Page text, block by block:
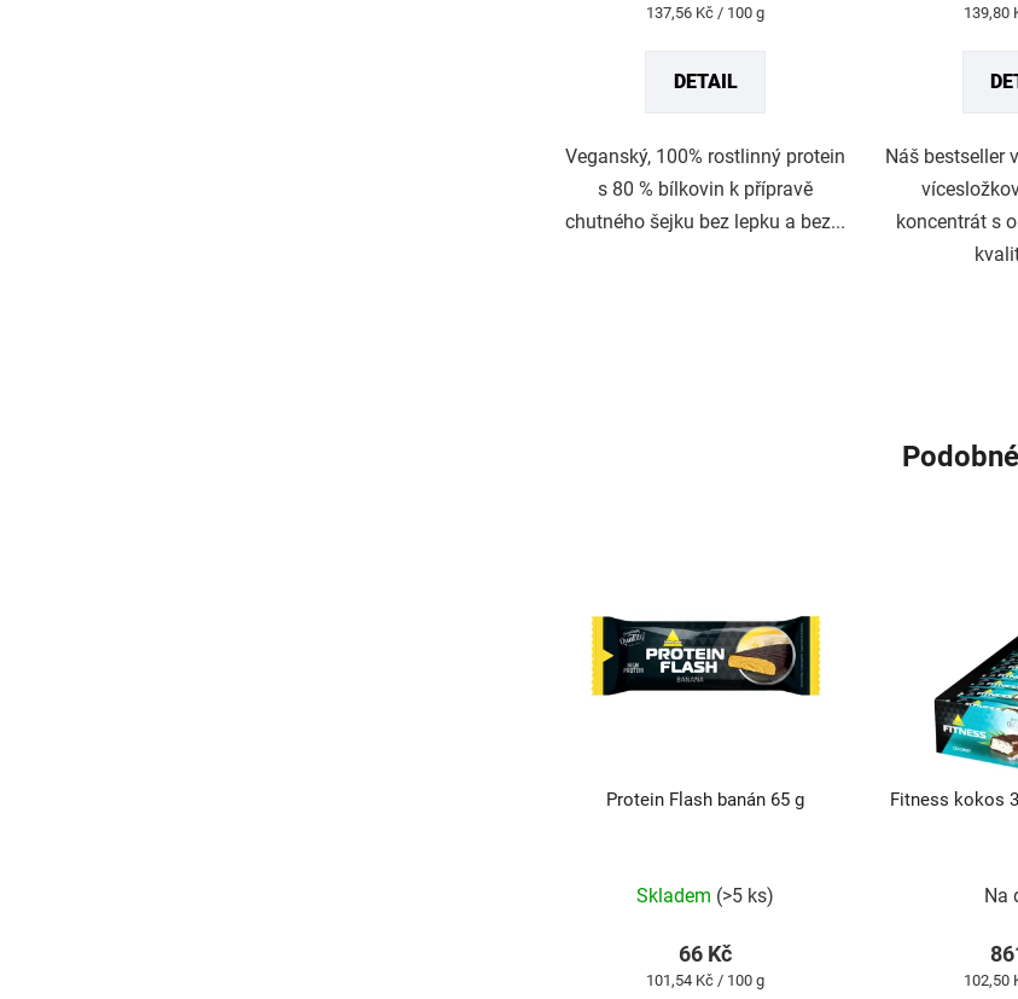
hvězdiček.
Měrná
137,56 Kč / 100 g
DETAIL
Veganský, 100% rostlinný protein
s 80 % bílkovin k přípravě
chutného šejku bez lepku a bez...
Měrná
139,80
Náš bestseller
koncentrát s
Protein Flash banán 65 g
produktu
hvězdiček.
Skladem (>5 ks)
66 Kč
Měrná
101,54 Kč / 100 g
Fitness kokos
Na
Měrná
102,50